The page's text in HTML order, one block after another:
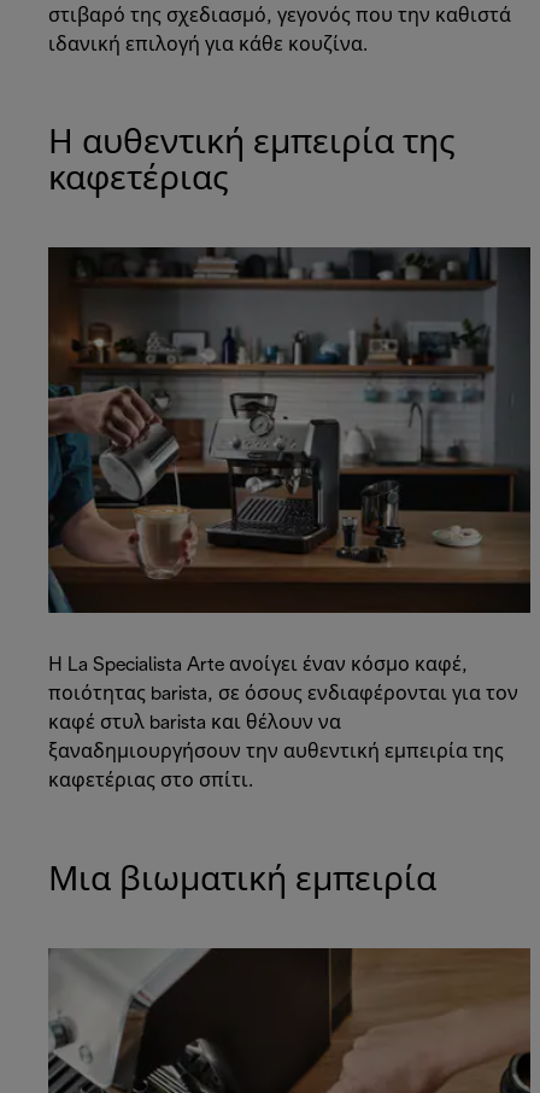
στιβαρό της σχεδιασμό, γεγονός που την καθιστά
ιδανική επιλογή για κάθε κουζίνα.
Η αυθεντική εμπειρία της
καφετέριας
Η La Specialista Arte ανοίγει έναν κόσμο καφέ,
ποιότητας barista, σε όσους ενδιαφέρονται για τον
καφέ στυλ barista και θέλουν να
ξαναδημιουργήσουν την αυθεντική εμπειρία της
καφετέριας στο σπίτι.
Μια βιωματική εμπειρία